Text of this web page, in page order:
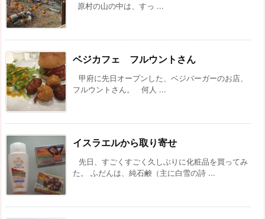
原村の山の中は、すっ ...
ベジカフェ フルウントさん
甲府に先日オープンした、ベジバーガーのお店、
フルウントさん。 何人 ...
イスラエルから取り寄せ
先日、すごくすごく久しぶりに化粧品を買ってみ
た。 ふだんは、純石鹸（主に白雪の詩 ...